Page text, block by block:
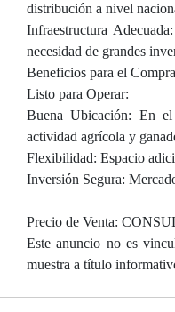
distribución a nivel
Infraestructura
necesidad de grandes
Beneficios para el
Listo para Operar:
Buena Ubicación: En
actividad agrícola y
Flexibilidad: Espacio
Inversión Segura:
Precio de Venta:
Este anuncio no es
muestra a título